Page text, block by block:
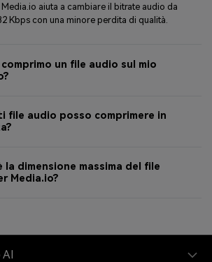
aiuta a cambiare il bitrate audio da
Kbps con una minore perdita di qualità.
comprimo un file audio sul mio
file audio posso comprimere in
la dimensione massima del file
Media.io?